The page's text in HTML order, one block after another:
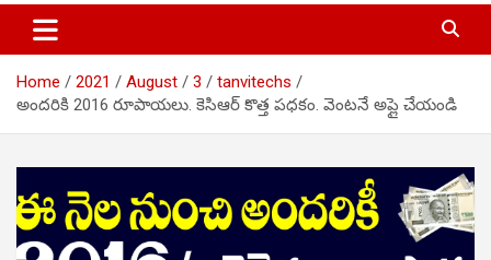
Home 2021 August 3
tanvitechs
అందరికి 2016 రూపాయలు. కెసిఆర్ కొత్త పధకం. వెంటనే అప్లై చేయండి